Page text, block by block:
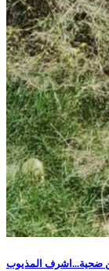
ضحية...اشرف المذيوب